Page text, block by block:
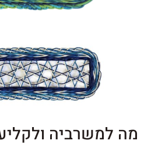
מה למשרביה